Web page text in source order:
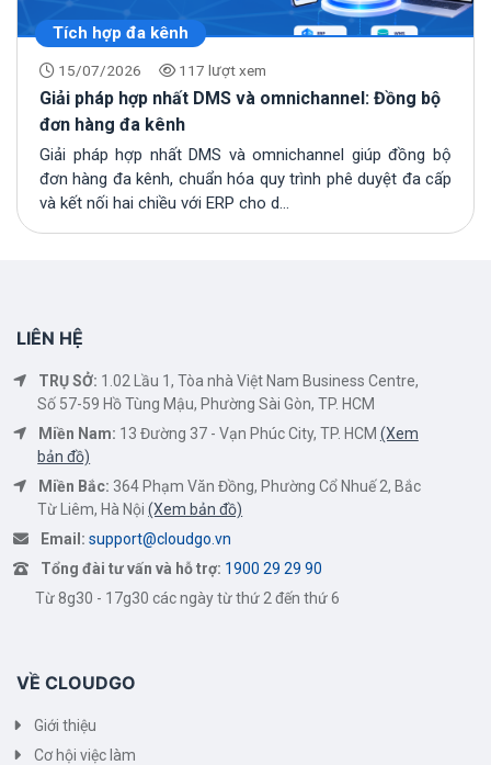
Tích hợp đa kênh
15/07/2026 117 lượt xem
Giải pháp hợp nhất DMS và omnichannel: Đồng bộ
đơn hàng đa kênh
Giải pháp hợp nhất DMS và omnichannel giúp đồng bộ
đơn hàng đa kênh, chuẩn hóa quy trình phê duyệt đa cấp
và kết nối hai chiều với ERP cho d...
LIÊN HỆ
TRỤ SỞ: 1.02 Lầu 1, Tòa nhà Việt Nam Business Centre,
Số 57-59 Hồ Tùng Mậu, Phường Sài Gòn, TP. HCM
Miền Nam: 13 Đường 37 - Vạn Phúc City, TP. HCM (Xem
bản đồ)
Miền Bắc: 364 Phạm Văn Đồng, Phường Cổ Nhuế 2, Bắc
Từ Liêm, Hà Nội(Xem bản đồ)
Email: support@cloudgo.vn
Tổng đài tư vấn và hỗ trợ: 1900 29 29 90
Từ 8g30 - 17g30 các ngày từ thứ 2 đến thứ 6
VỀ CLOUDGO
Giới thiệu
Cơ hội việc làm